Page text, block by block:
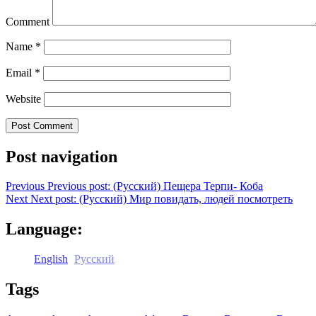
Comment
Name *
Email *
Website
Post navigation
Previous Previous post: (Русский) Пещера Терпи- Коба
Next Next post: (Русский) Мир повидать, людей посмотреть
Language:
English Русский
Tags